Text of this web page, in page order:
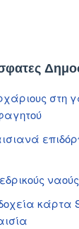
στη
κάρτα